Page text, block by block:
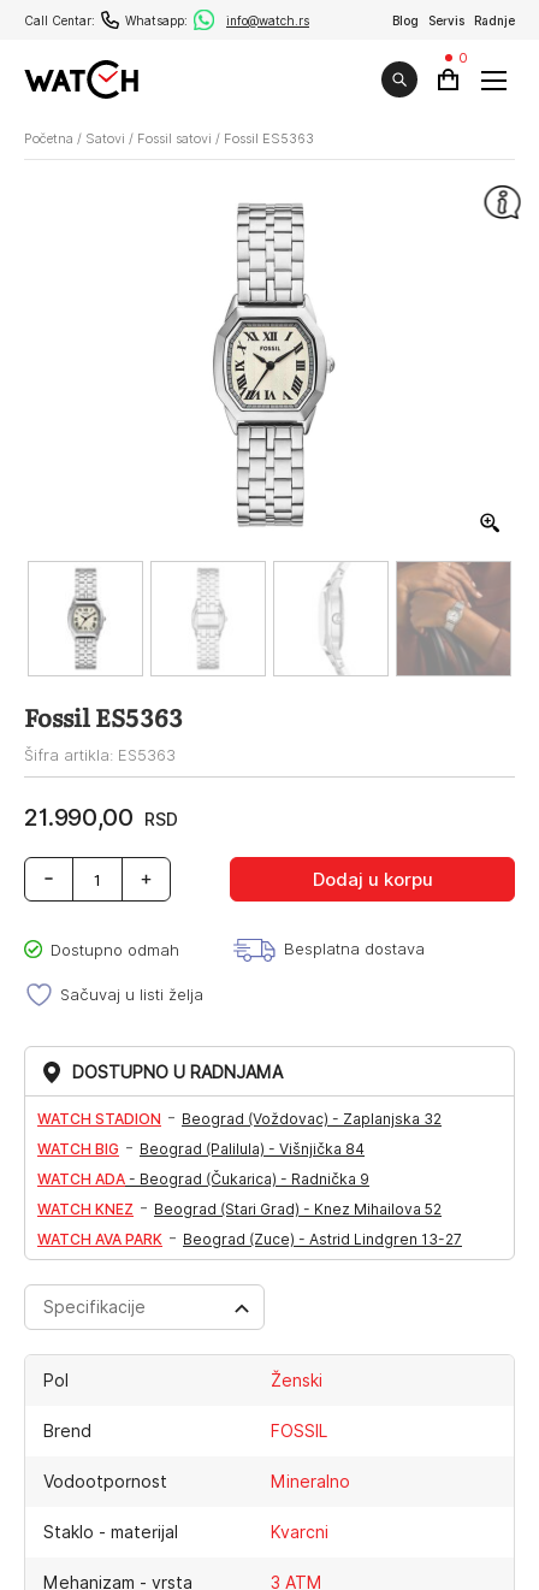
Call Centar: Whatsapp: info@watch.rs Blog Servis Radnje
0
Početna / Satovi / Fossil satovi / Fossil ES5363
Fossil ES5363
Šifra artikla: ES5363
21.990,00 RSD
Fossil
ES5363
Dodaj u korpu
Dostupno odmah Besplatna dostava
Sačuvaj u listi želja
DOSTUPNO U RADNJAMA
WATCH STADION - Beograd (Voždovac) - Zaplanjska 32
WATCH BIG - Beograd (Palilula) - Višnjička 84
WATCH ADA - Beograd (Čukarica) - Radnička 9
WATCH KNEZ - Beograd (Stari Grad) - Knez Mihailova 52
WATCH AVA PARK - Beograd (Zuce) - Astrid Lindgren 13-27
Specifikacije
Pol Ženski
Brend FOSSIL
Vodootpornost Mineralno
Staklo - materijal Kvarcni
Mehanizam - vrsta 3 ATM